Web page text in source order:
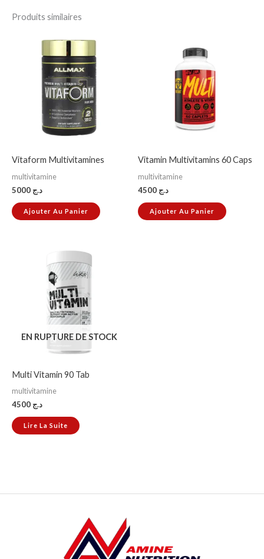
Produits similaires
Vitaform Multivitamines
multivitamine
د.ج
Ajouter Au Panier
Vitamin Multivitamins 60 Caps
multivitamine
د.ج
Ajouter Au Panier
EN RUPTURE DE STOCK
Multi Vitamin 90 Tab
multivitamine
د.ج
Lire La Suite